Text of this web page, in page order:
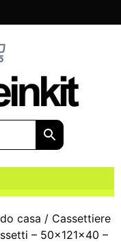
casa / Cassettiere
– 50x121x40 –